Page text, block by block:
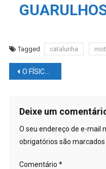
Tagged catalunha
Navegação
Post
O FÍSICO e a CABEÇA de um PILOTO após ACIDENTES INCRÍVEIS
Deixe um
O seu endereço de e-mail
obrigatórios são
Comentário *